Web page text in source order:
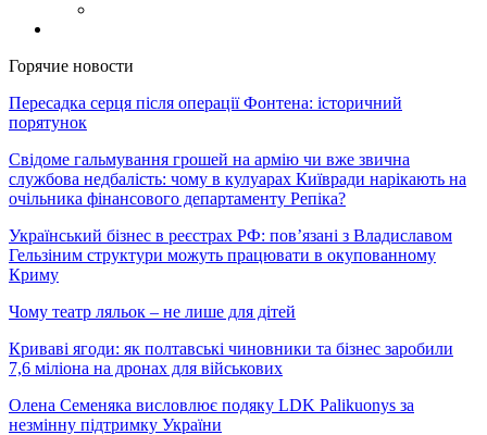
Горячие новости
Пересадка серця після операції Фонтена: історичний
порятунок
Свідоме гальмування грошей на армію чи вже звична
службова недбалість: чому в кулуарах Київради нарікають на
очільника фінансового департаменту Репіка?
Український бізнес в реєстрах РФ: пов’язані з Владиславом
Гельзіним структури можуть працювати в окупованному
Криму
Чому театр ляльок – не лише для дітей
Криваві ягоди: як полтавські чиновники та бізнес заробили
7,6 міліона на дронах для військових
Олена Семеняка висловлює подяку LDK Palikuonys за
незмінну підтримку України